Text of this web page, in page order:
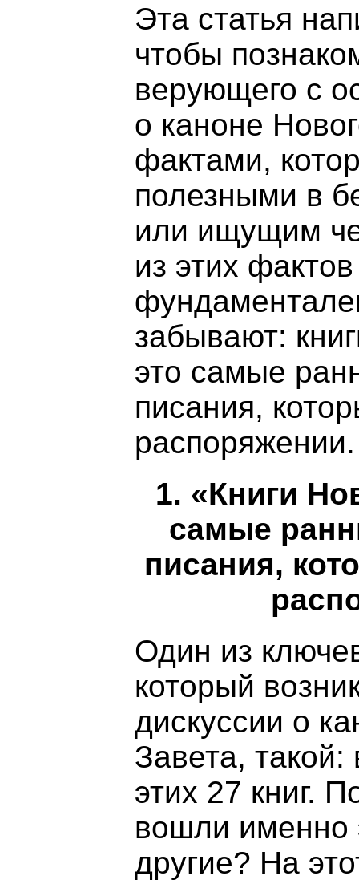
Эта статья
чтобы
верующего с
о каноне
фактами,
полезными в
или ищущим
из этих
забывают:
это самые
писания,
распоряжении.
1. «Книги
самые
писания,
Один из
который
дискуссии о
Завета, такой:
этих 27 книг.
вошли именно
другие? На